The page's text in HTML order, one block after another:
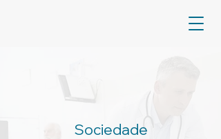
Sociedade